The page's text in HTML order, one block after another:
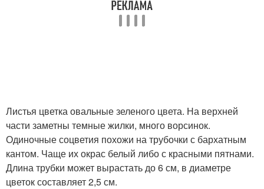
Листья цветка овальные зеленого цвета. На верхней
части заметны темные жилки, много ворсинок.
Одиночные соцветия похожи на трубочки с бархатным
кантом. Чаще их окрас белый либо с красными пятнами.
Длина трубки может вырастать до 6 см, в диаметре
цветок составляет 2,5 см.